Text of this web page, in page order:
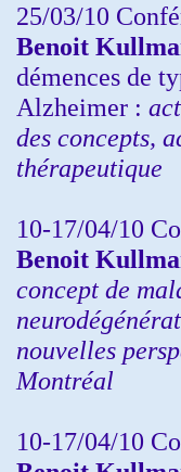
25/03/10
Benoit
démences de
Alzheimer :
des concepts,
thérapeutique
10-17/04/10
Benoit
concept de
nouvelles
Montréal
10-17/04/10